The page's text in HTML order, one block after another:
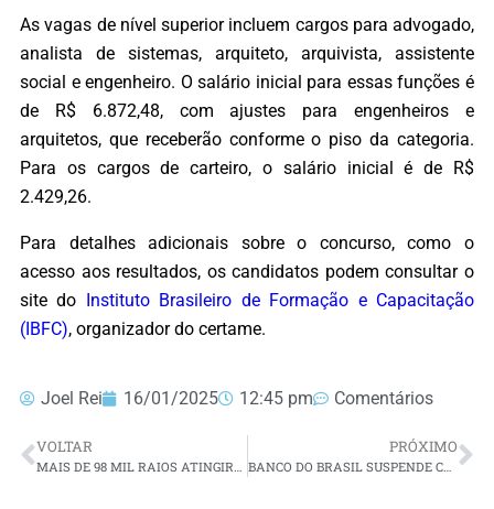
As vagas de nível superior incluem cargos para advogado,
analista de sistemas, arquiteto, arquivista, assistente
social e engenheiro. O salário inicial para essas funções é
de R$ 6.872,48, com ajustes para engenheiros e
arquitetos, que receberão conforme o piso da categoria.
Para os cargos de carteiro, o salário inicial é de R$
2.429,26.
Para detalhes adicionais sobre o concurso, como o
acesso aos resultados, os candidatos podem consultar o
site do
Instituto Brasileiro de Formação e Capacitação
(IBFC), organizador do certame.
Joel Rei 16/01/2025 12:45 pm Comentários
VOLTAR PRÓXIMO
BANCO DO BRASIL SUSPENDE CONSIGNADO PARA SERVIDORES DO ESTADO